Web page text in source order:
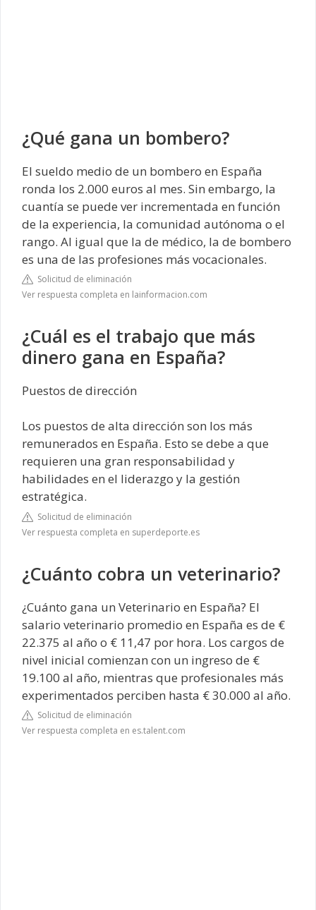
¿Qué gana un bombero?
El sueldo medio de un bombero en España
ronda los 2.000 euros al mes. Sin embargo, la
cuantía se puede ver incrementada en función
de la experiencia, la comunidad autónoma o el
rango. Al igual que la de médico, la de bombero
es una de las profesiones más vocacionales.
Solicitud de eliminación
Ver respuesta completa en lainformacion.com
¿Cuál es el trabajo que más
dinero gana en España?
Puestos de dirección
Los puestos de alta dirección son los más
remunerados en España. Esto se debe a que
requieren una gran responsabilidad y
habilidades en el liderazgo y la gestión
estratégica.
Solicitud de eliminación
Ver respuesta completa en superdeporte.es
¿Cuánto cobra un veterinario?
¿Cuánto gana un Veterinario en España? El
salario veterinario promedio en España es de €
22.375 al año o € 11,47 por hora. Los cargos de
nivel inicial comienzan con un ingreso de €
19.100 al año, mientras que profesionales más
experimentados perciben hasta € 30.000 al año.
Solicitud de eliminación
Ver respuesta completa en es.talent.com